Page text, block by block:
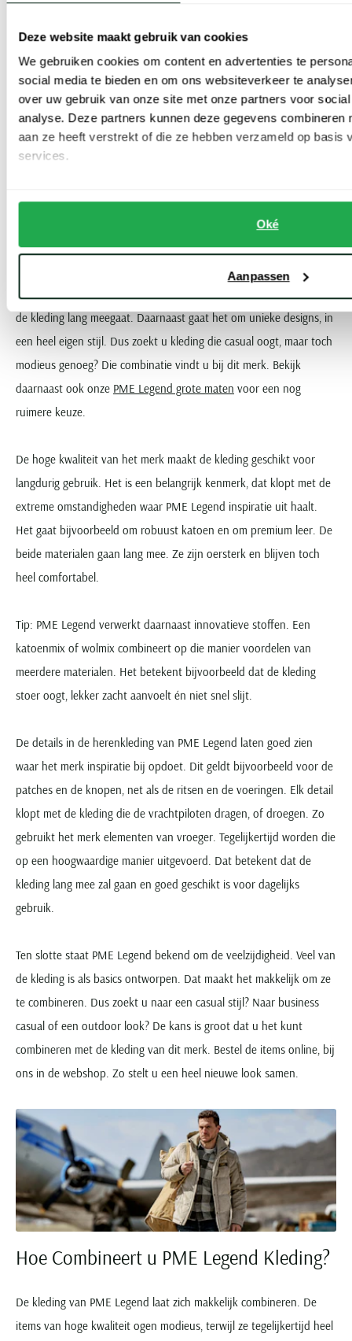
Deze website maakt gebruik van cookies
We gebruiken cookies om content en advertenties te
social media te bieden en om ons websiteverkeer te
over uw gebruik van onze site met onze partners voor
analyse. Deze partners kunnen deze gegevens combineren
aan ze heeft verstrekt of die ze hebben verzameld op basis
services.
Oké
Aanpassen
PME Legend: waar robuuste
kwaliteit en stoere stijl
samenkomen.
Waarom Kiezen voor PME Legend?
Mannen kiezen om allerlei redenen voor kleding van PME-Legend.
Het merk is sinds de lancering in 1992 uitgegroeid tot een vaste
waarde in onze webshop. Dat komt deels door de kwaliteit en dat
de kleding lang meegaat. Daarnaast gaat het om unieke designs, in
een heel eigen stijl. Dus zoekt u kleding die casual oogt, maar toch
modieus genoeg? Die combinatie vindt u bij dit merk. Bekijk
daarnaast ook onze PME Legend grote maten voor een nog
ruimere keuze.
De hoge kwaliteit van het merk maakt de kleding geschikt voor
langdurig gebruik. Het is een belangrijk kenmerk, dat klopt met de
extreme omstandigheden waar PME Legend inspiratie uit haalt.
Het gaat bijvoorbeeld om robuust katoen en om premium leer. De
beide materialen gaan lang mee. Ze zijn oersterk en blijven toch
heel comfortabel.
Tip: PME Legend verwerkt daarnaast innovatieve stoffen. Een
katoenmix of wolmix combineert op die manier voordelen van
meerdere materialen. Het betekent bijvoorbeeld dat de kleding
stoer oogt, lekker zacht aanvoelt én niet snel slijt.
De details in de herenkleding van PME Legend laten goed zien
waar het merk inspiratie bij opdoet. Dit geldt bijvoorbeeld voor de
patches en de knopen, net als de ritsen en de voeringen. Elk detail
klopt met de kleding die de vrachtpiloten dragen, of droegen. Zo
gebruikt het merk elementen van vroeger. Tegelijkertijd worden die
op een hoogwaardige manier uitgevoerd. Dat betekent dat de
kleding lang mee zal gaan en goed geschikt is voor dagelijks
gebruik.
Ten slotte staat PME Legend bekend om de veelzijdigheid. Veel van
de kleding is als basics ontworpen. Dat maakt het makkelijk om ze
te combineren. Dus zoekt u naar een casual stijl? Naar business
casual of een outdoor look? De kans is groot dat u het kunt
combineren met de kleding van dit merk. Bestel de items online, bij
ons in de webshop. Zo stelt u een heel nieuwe look samen.
Hoe Combineert u PME Legend Kleding?
De kleding van PME Legend laat zich makkelijk combineren. De
items van hoge kwaliteit ogen modieus, terwijl ze tegelijkertijd heel